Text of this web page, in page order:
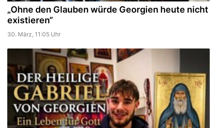
„Ohne den Glauben würde Georgien heute nicht
existieren“
30. März, 11:05 Uhr